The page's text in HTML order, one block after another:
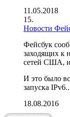
11.05.2018
Новости
Фейсбук
заходящих к
сетей США,
И это было
запуска
18.08.2016